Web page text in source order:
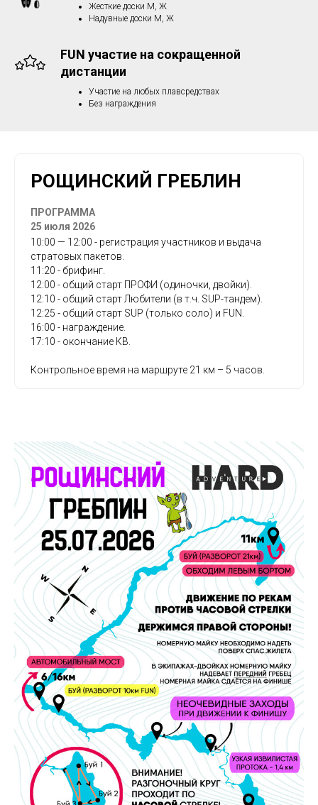
Жесткие доски М, Ж
Надувные доски М, Ж
FUN участие на сокращенной
дистанции
Участие на любых плавсредствах
Без награждения
РОЩИНСКИЙ ГРЕБЛИН
ПРОГРАММА
25 июля 2026
10:00 — 12:00 - регистрация участников и выдача
стратовых пакетов.
11:20 - брифинг.
12:00 - общий старт ПРОФИ (одиночки, двойки).
12:10 - общий старт Любители (в т.ч. SUP-тандем).
12:25 - общий старт SUP (только соло) и FUN.
16:00 - награждение.
17:10 - окончание КВ.
Контрольное время на маршруте 21 км – 5 часов.